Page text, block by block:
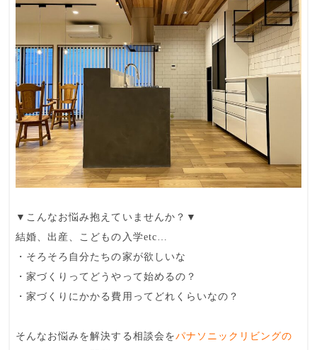
▼こんなお悩み抱えていませんか？▼
結婚、出産、こどもの入学etc…
・そろそろ自分たちの家が欲しいな
・家づくりってどうやって始めるの？
・家づくりにかかる費用ってどれくらいなの？
そんなお悩みを解決する相談会をパナソニックリビングの